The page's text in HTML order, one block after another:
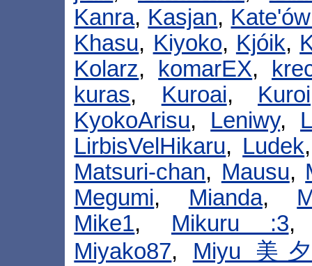
Kanra, Kasjan,
Khasu, Kiyoko, Kjóik,
Kolarz, komarEX,
kuras, Kuroai, Kuroi
KyokoArisu, Leniwy,
LirbisVelHikaru, Ludek
Matsuri-chan, Mausu,
Megumi, Mianda,
Mike1, Mikuru :3
Miyako87, Miyu 美